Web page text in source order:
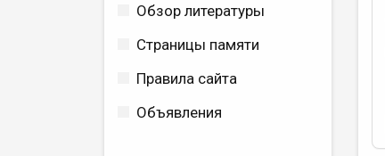
Обзор литературы
Страницы памяти
Правила сайта
Объявления